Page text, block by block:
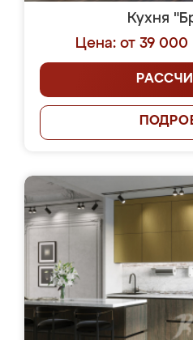
Кухня
Цена: от 39 000